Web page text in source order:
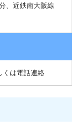
、近鉄南大阪線
くは電話連絡